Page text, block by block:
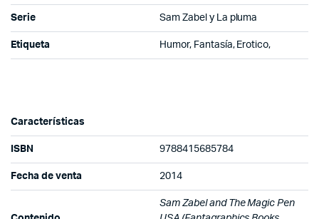
Serie Sam Zabel y La pluma
Etiqueta Humor, Fantasía, Erotico,
Características
ISBN 9788415685784
Fecha de venta 2014
Sam Zabel and The Magic Pen